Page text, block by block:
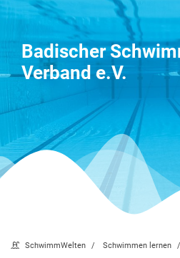
Badischer
Verband e.V.
SchwimmWelten Schwimmen lernen